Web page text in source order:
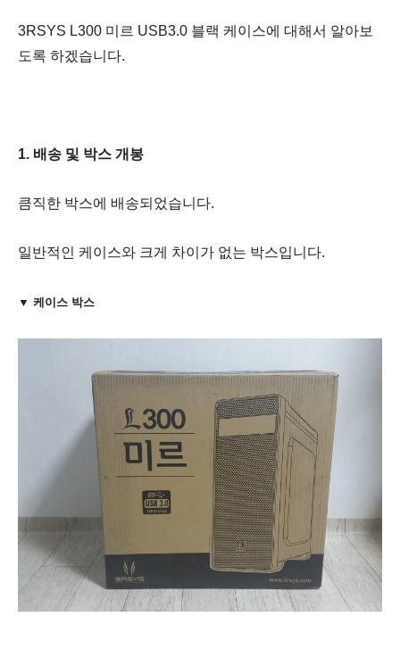
3RSYS L300 미르 USB3.0 블랙 케이스에 대해서 알아보
도록 하겠습니다.
1. 배송 및 박스 개봉
큼직한 박스에 배송되었습니다.
일반적인 케이스와 크게 차이가 없는 박스입니다.
▼ 케이스 박스